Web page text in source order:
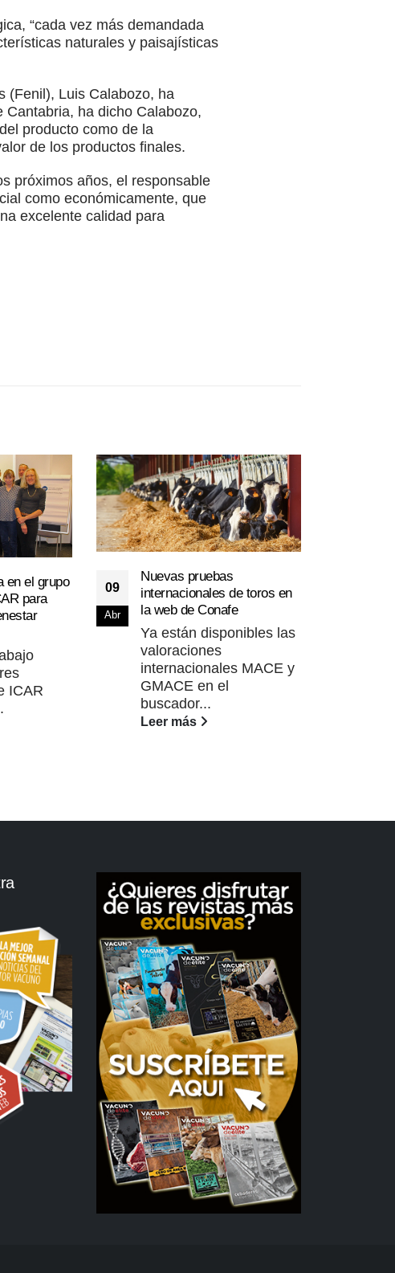
“cada vez más demandada
naturales y paisajísticas
(Fenil), Luis Calabozo, ha
ha dicho Calabozo,
producto como de la
de los productos finales.
próximos años, el responsable
como económicamente, que
excelente calidad para
en el grupo
para
ICAR
09
Abr
Nuevas pruebas
internacionales de toros en
la web de Conafe
Ya están disponibles las
valoraciones
internacionales MACE y
GMACE en el
buscador...
Leer más